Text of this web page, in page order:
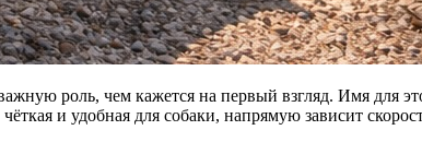
роль, чем кажется на первый взгляд. Имя для
и удобная для собаки, напрямую зависит